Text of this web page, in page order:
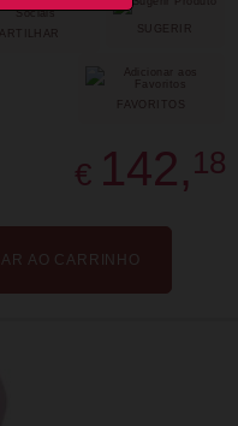
SUGERIR
FAVORITOS
€ 142, 18
AO CARRINHO